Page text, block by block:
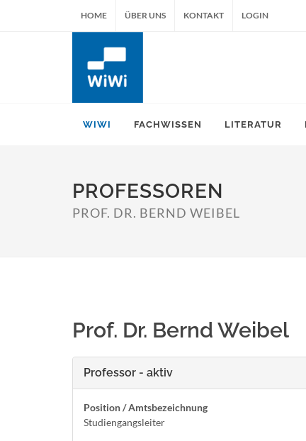
HOME ÜBER UNS KONTAKT LOGIN
WIWI FACHWISSEN LITERATUR
PROFESSOREN
PROF. DR. BERND WEIBEL
Prof. Dr. Bernd Weibel
Professor - aktiv
Position / Amtsbezeichnung
Studiengangsleiter